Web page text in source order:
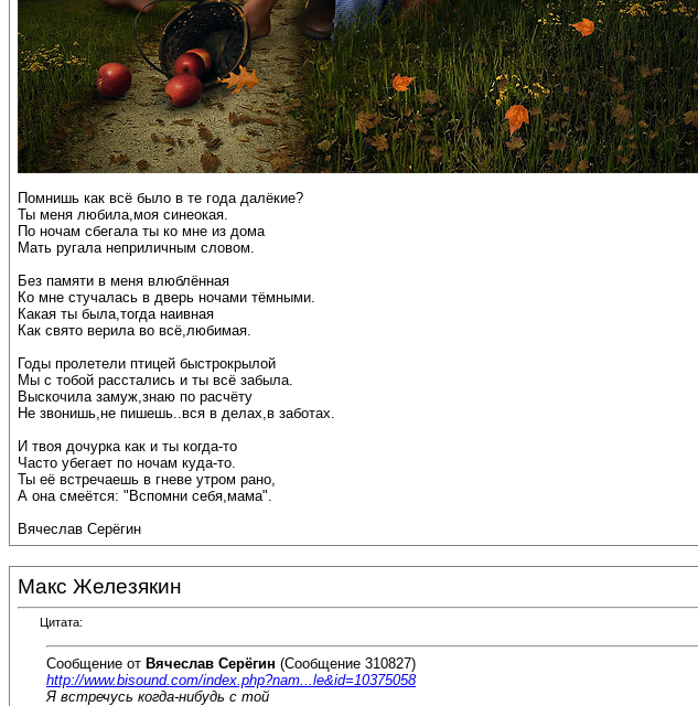
Помнишь как всё было в те года далёкие?
Ты меня любила,моя синеокая.
По ночам сбегала ты ко мне из дома
Мать ругала неприличным словом.
Без памяти в меня влюблённая
Ко мне стучалась в дверь ночами тёмными.
Какая ты была,тогда наивная
Как свято верила во всё,любимая.
Годы пролетели птицей быстрокрылой
Мы с тобой расстались и ты всё забыла.
Выскочила замуж,знаю по расчёту
Не звонишь,не пишешь..вся в делах,в заботах.
И твоя дочурка как и ты когда-то
Часто убегает по ночам куда-то.
Ты её встречаешь в гневе утром рано,
А она смеётся: "Вспомни себя,мама".
Вячеслав Серёгин
Макс Железякин
Цитата:
Сообщение от Вячеслав Серёгин (Сообщение 310827)
http://www.bisound.com/index.php?nam...le&id=10375058
Я встречусь когда-нибудь с той